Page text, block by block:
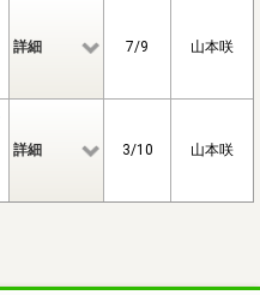
詳細 7/9 山本咲
詳細 3/10 山本咲